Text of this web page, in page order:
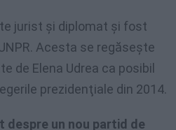
jurist şi diplomat şi fost
Acesta se regăseşte
de Elena Udrea ca posibil
prezidenţiale din 2014.
despre un nou partid de